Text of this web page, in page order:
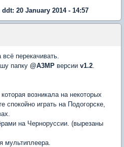
20 January 2014 - 14:57
перекачивать.
папку @A3MP версии v1.2.
возникала на некоторых
спокойно играть на Подогорске,
на Черноруссии. (вырезаны
мультиплеера.